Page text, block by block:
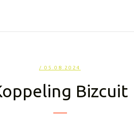
/ 05.08.2024
Bizcuit